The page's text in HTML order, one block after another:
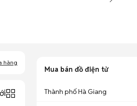
hàng
Mua bán đồ điện tử
Thành phố Hà Giang